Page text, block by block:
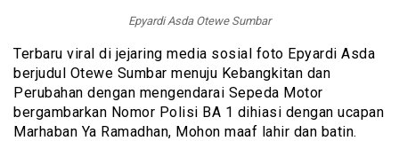
Epyardi Asda Otewe Sumbar
Terbaru viral di jejaring media sosial foto Epyardi Asda
berjudul Otewe Sumbar menuju Kebangkitan dan
Perubahan dengan mengendarai Sepeda Motor
bergambarkan Nomor Polisi BA 1 dihiasi dengan ucapan
Marhaban Ya Ramadhan, Mohon maaf lahir dan batin.